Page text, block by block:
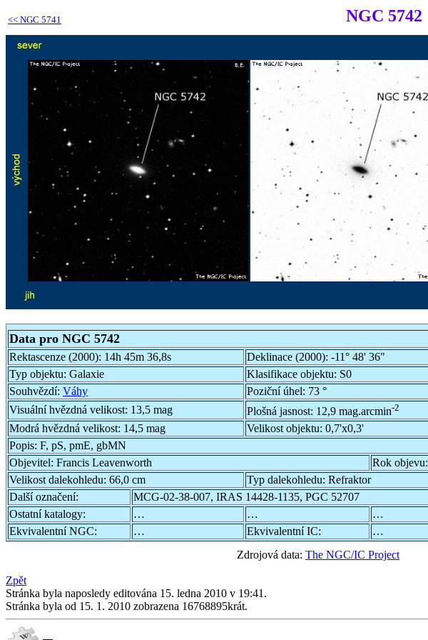
<< NGC 5741 NGC 5742
Data pro NGC 5742
Rektascenze (2000): 14h 45m 36,8s Deklinace (2000): -11° 48' 36"
Typ objektu: Galaxie Klasifikace objektu: S0
Souhvězdí: Váhy Poziční úhel: 73 °
Visuální hvězdná velikost: 13,5 mag Plošná jasnost: 12,9 mag.arcmin-2
Modrá hvězdná velikost: 14,5 mag Velikost objektu: 0,7'x0,3'
Popis: F, pS, pmE, gbMN
Objevitel: Francis Leavenworth Rok objevu:
Velikost dalekohledu: 66,0 cm Typ dalekohledu: Refraktor
Další označení:
MCG-02-38-007, IRAS 14428-1135, PGC 52707
Ostatní katalogy:
… …
…
Ekvivalentní NGC:
… Ekvivalentní IC:
…
Zdrojová data: The NGC/IC Project
Zpět
Stránka byla naposledy editována 15. ledna 2010 v 19:41.
Stránka byla od 15. 1. 2010 zobrazena 16768895krát.